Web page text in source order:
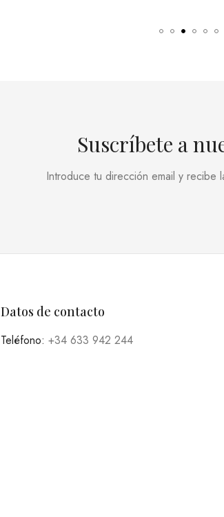
Suscríbete a
Introduce tu dirección email y recibe
Datos de contacto
Teléfono: +34 633 942 244